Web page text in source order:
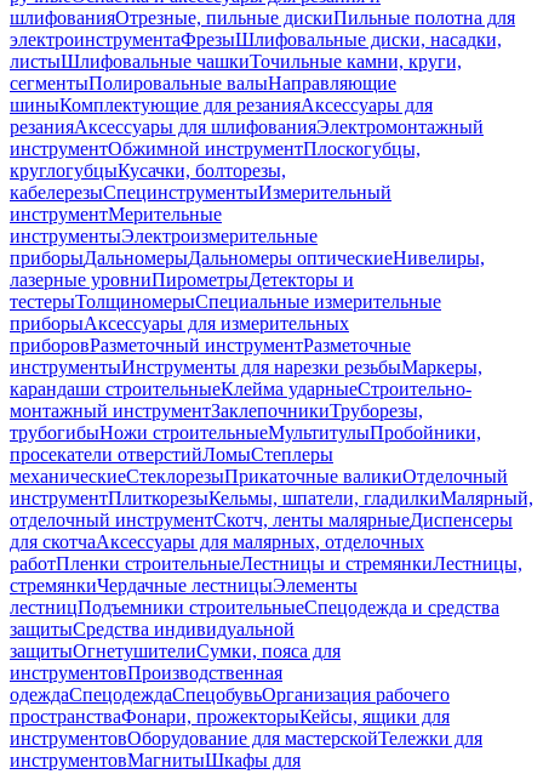
шлифованияОтрезные, пильные дискиПильные полотна для
электроинструментаФрезыШлифовальные диски, насадки,
листыШлифовальные чашкиТочильные камни, круги,
сегментыПолировальные валыНаправляющие
шиныКомплектующие для резанияАксессуары для
резанияАксессуары для шлифованияЭлектромонтажный
инструментОбжимной инструментПлоскогубцы,
круглогубцыКусачки, болторезы,
кабелерезыСпецинструментыИзмерительный
инструментМерительные
инструментыЭлектроизмерительные
приборыДальномерыДальномеры оптическиеНивелиры,
лазерные уровниПирометрыДетекторы и
тестерыТолщиномерыСпециальные измерительные
приборыАксессуары для измерительных
приборовРазметочный инструментРазметочные
инструментыИнструменты для нарезки резьбыМаркеры,
карандаши строительныеКлейма ударныеСтроительно-
монтажный инструментЗаклепочникиТруборезы,
трубогибыНожи строительныеМультитулыПробойники,
просекатели отверстийЛомыСтеплеры
механическиеСтеклорезыПрикаточные валикиОтделочный
инструментПлиткорезыКельмы, шпатели, гладилкиМалярный,
отделочный инструментСкотч, ленты малярныеДиспенсеры
для скотчаАксессуары для малярных, отделочных
работПленки строительныеЛестницы и стремянкиЛестницы,
стремянкиЧердачные лестницыЭлементы
лестницПодъемники строительныеСпецодежда и средства
защитыСредства индивидуальной
защитыОгнетушителиСумки, пояса для
инструментовПроизводственная
одеждаСпецодеждаСпецобувьОрганизация рабочего
пространстваФонари, прожекторыКейсы, ящики для
инструментовОборудование для мастерскойТележки для
инструментовМагнитыШкафы для